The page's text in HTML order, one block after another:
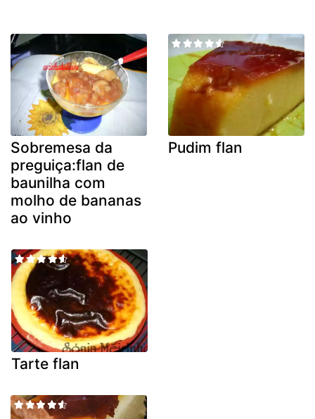
Sobremesa da
preguiça:flan de
baunilha com
molho de bananas
ao vinho
Pudim flan
Tarte flan